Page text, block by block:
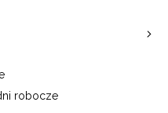
robocze